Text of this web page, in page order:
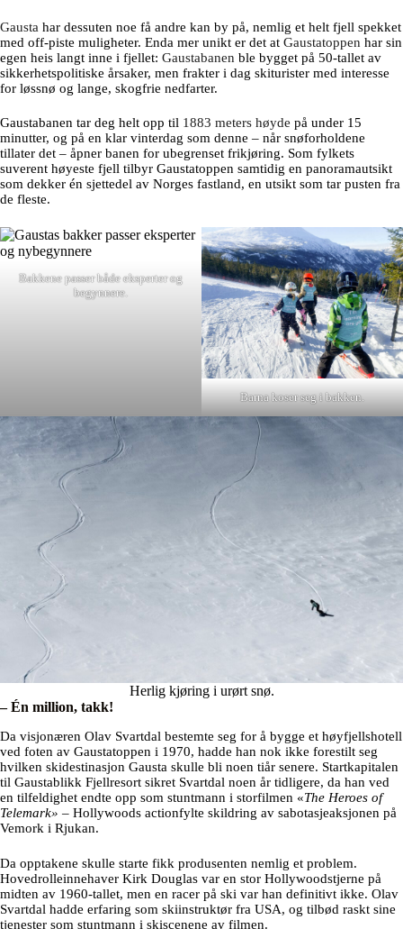
Gausta har dessuten noe få andre kan by på, nemlig et helt fjell spekket
med off-piste muligheter. Enda mer unikt er det at Gaustatoppen har sin
egen heis langt inne i fjellet: Gaustabanen ble bygget på 50-tallet av
sikkerhetspolitiske årsaker, men frakter i dag skiturister med interesse
for løssnø og lange, skogfrie nedfarter.
Gaustabanen tar deg helt opp til 1883 meters høyde på under 15
minutter, og på en klar vinterdag som denne – når snøforholdene
tillater det – åpner banen for ubegrenset frikjøring. Som fylkets
suverent høyeste fjell tilbyr Gaustatoppen samtidig en panoramautsikt
som dekker én sjettedel av Norges fastland, en utsikt som tar pusten fra
de fleste.
Bakkene passer både eksperter og
begynnere.
Barna koser seg i bakken.
Herlig kjøring i urørt snø.
– Én million, takk!
Da visjonæren Olav Svartdal bestemte seg for å bygge et høyfjellshotell
ved foten av Gaustatoppen i 1970, hadde han nok ikke forestilt seg
hvilken skidestinasjon Gausta skulle bli noen tiår senere. Startkapitalen
til Gaustablikk Fjellresort sikret Svartdal noen år tidligere, da han ved
en tilfeldighet endte opp som stuntmann i storfilmen «The Heroes of
Telemark» – Hollywoods actionfylte skildring av sabotasjeaksjonen på
Vemork i Rjukan.
Da opptakene skulle starte fikk produsenten nemlig et problem.
Hovedrolleinnehaver Kirk Douglas var en stor Hollywoodstjerne på
midten av 1960-tallet, men en racer på ski var han definitivt ikke. Olav
Svartdal hadde erfaring som skiinstruktør fra USA, og tilbød raskt sine
tjenester som stuntmann i skiscenene av filmen.